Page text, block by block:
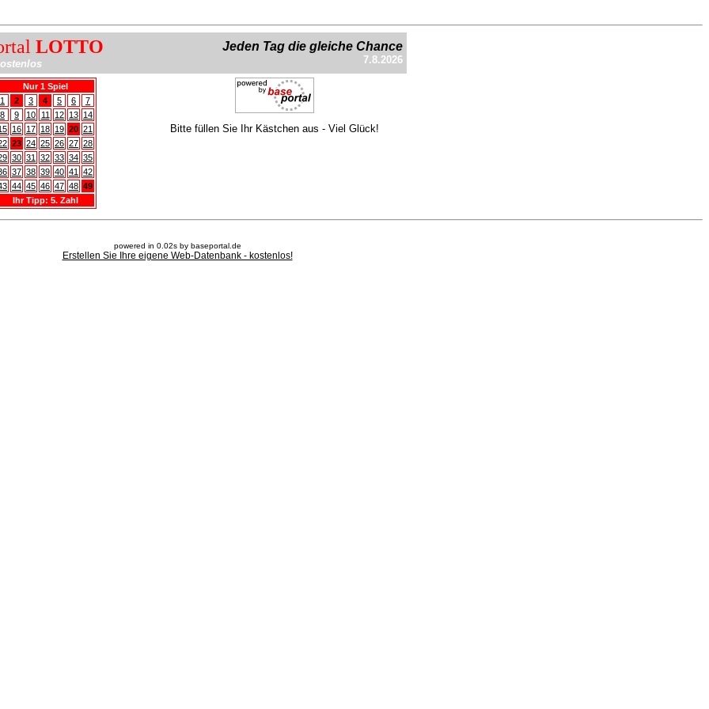
LOTTO Jeden Tag die gleiche Chance
7.8.2026
Nur 1 Spiel
1
2 3 4 5 6
7
8
9 10 11 12 13 14
16 17 18 19 20 21
23 24 25 26 27 28
30 31 32 33 34 35
37 38 39 40 41
42
44 45 46 47 48 49
Ihr Tipp: 5. Zahl
Bitte füllen Sie Ihr Kästchen aus - Viel Glück!
powered in 0.02s by baseportal.de
Erstellen Sie Ihre eigene Web-Datenbank - kostenlos!